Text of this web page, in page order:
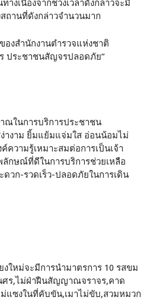
างเนื่องจากช่วงเวลาดังกล่าวจะมี
ถานที่ดังกล่าวจํานวนมาก
องสํานักงานตํารวจแห่งชาติ
ประชาชนสัญจรปลอดภัย”
ณในการบริการประชาชน
างาม ยิ้มแย้มแจ่มใส อ่อนน้อมไม่
ความรู้เหมาะสมต่อการเป็นเจ้า
ลักษณ์ที่ดีในการบริการช่วยเหลือ
วก-รวดเร็ว-ปลอดภัยในการเดิน
งใหม่จะมีการนํามาตรการ 10 รสขม
ศร,ไม่ฝ่าฝืนสัญญาณจราจร,คาด
แซงในที่คับขัน,เมาไม่ขับ,สวมหมวก